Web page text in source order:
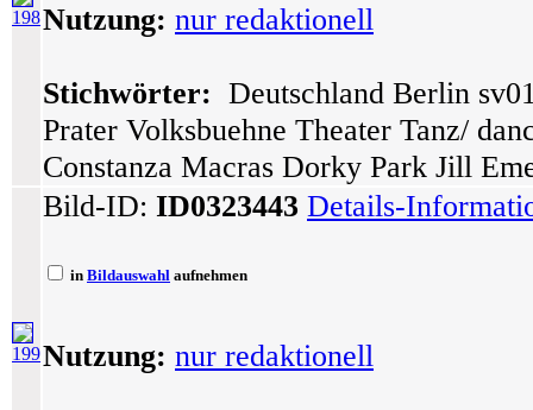
198Nutzung: nur redaktionell
Stichwörter: Deutschland Berlin
Prater Volksbuehne Theater Tanz/
Constanza Macras Dorky Park Jill
199
Bild-ID: ID0323443 Details-
in Bildauswahl aufnehmen
Nutzung: nur redaktionell